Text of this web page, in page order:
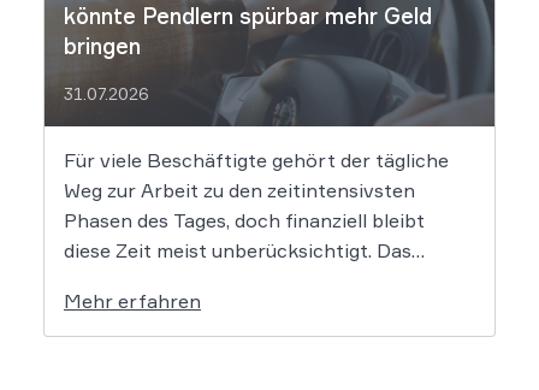
könnte Pendlern spürbar mehr Geld
bringen
31.07.2026
Für viele Beschäftigte gehört der tägliche
Weg zur Arbeit zu den zeitintensivsten
Phasen des Tages, doch finanziell bleibt
diese Zeit meist unberücksichtigt. Das
in die Debatte bringen und vielen
Arbeitnehmern den Weg zu einer Vergütung
Mehr erfahren